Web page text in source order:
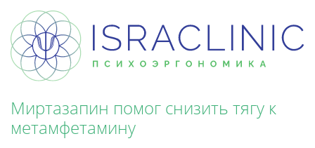
Миртазапин помог снизить тягу к
метамфетамину